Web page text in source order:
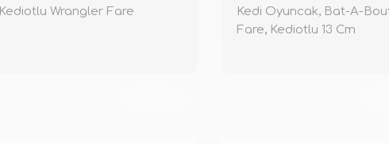
Kediotlu Wrangler Fare
Kedi Oyuncak, Bat-A-
Fare, Kediotlu 13 Cm